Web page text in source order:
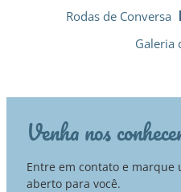
Rodas de Conversa
Galeria
Venha nos
Entre em contato e marque
aberto para você.